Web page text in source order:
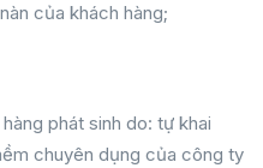
của khách hàng;
phát sinh do: tự khai
chuyên dụng của công ty